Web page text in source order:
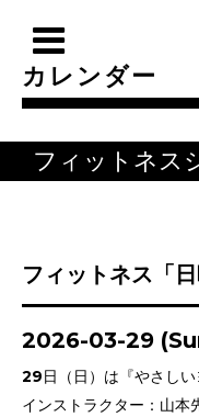
カレンダー
フィットネス
フィットネス「
2026-03-29
29日（日）は『やさしい
インストラクター：山本